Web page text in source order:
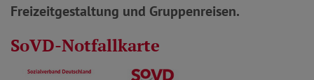
Freizeitgestaltung und Gruppenreisen.
SoVD-Notfallkarte